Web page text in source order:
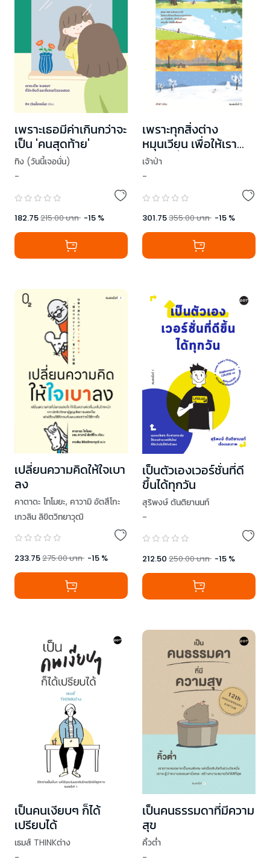
เพราะเธอมีค่าเกินกว่าจะ
เป็น 'คนสุดท้าย'
ทิง (วันนี้เจอนั่น)
-
182.75215.00บาท -15 %
เพราะทุกสิ่งต่าง
หมุนเวียน เพื่อให้เรา
เรียนรู้ที่จะยอมรับ (The
Rhythm of
เจ้าป่า
-
301.75355.00บาท -15 %
เปลี่ยนความคิดให้ใจเบา
ลง
คาตาดะ โทโมยะ, คาวามิ อัตสึโกะ
เกวลิน ลิขิตวิทยาวุฒิ
233.75275.00บาท -15 %
เป็นตัวเองเวอร์ชั่นที่ดี
ขึ้นได้ทุกวัน
สุริพงษ์ ตันติยานนท์
-
212.50 250.00บาท -15 %
เป็นคนเงียบๆ ก็ได้
เปรียบได้
เธมส์ THINKต่าง
-
เป็นคนธรรมดาที่มีความ
สุข
คิ้วต่ำ
-